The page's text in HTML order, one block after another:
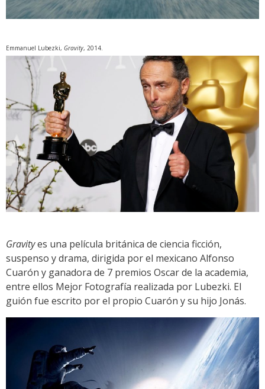
Emmanuel Lubezki, Gravity, 2014.
Gravityes una película británica de ciencia ficción,
suspenso y drama, dirigida por el mexicano Alfonso
Cuarón y ganadora de 7 premios Oscar de la academia,
entre ellos Mejor Fotografía realizada por Lubezki. El
guión fue escrito por el propio Cuarón y su hijo Jonás.